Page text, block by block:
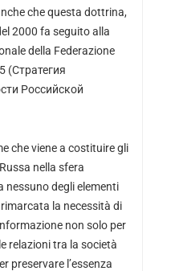
che questa dottrina,
2000 fa seguito alla
della Federazione
(Стратегия
Российской
che viene a costituire gli
nella sfera
nessuno degli elementi
la necessità di
non solo per
relazioni tra la società
preservare l’essenza